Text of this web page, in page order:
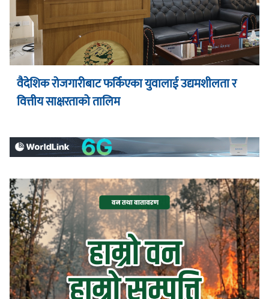
वैदेशिक रोजगारीबाट फर्किएका युवालाई उद्यमशीलता र
वित्तीय साक्षरताको तालिम